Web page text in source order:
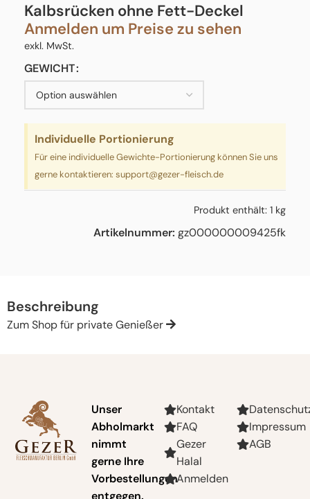
Kalbsrücken ohne Fett-Deckel
Anmelden um Preise zu sehen
exkl. MwSt.
GEWICHT
Individuelle Portionierung
Für eine individuelle Gewichte-Portionierung können Sie uns
gerne kontaktieren: support@gezer-fleisch.de
Produkt enthält: 1 kg
Artikelnummer: gz000000009425fk
Beschreibung
Zum Shop für private Genießer
Unser
Abholmarkt
nimmt
gerne Ihre
Vorbestellungen
Kontakt
FAQ
Gezer
Halal
Anmelden
Impressum
AGB